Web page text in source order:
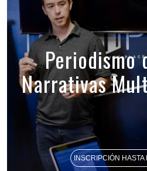
Periodismo
Narrativas
INSCRIPCIÓN HASTA